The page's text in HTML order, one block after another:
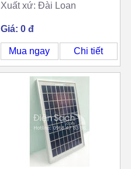
Xuất xứ: Đài Loan
Giá: 0 đ
Mua ngay Chi tiết